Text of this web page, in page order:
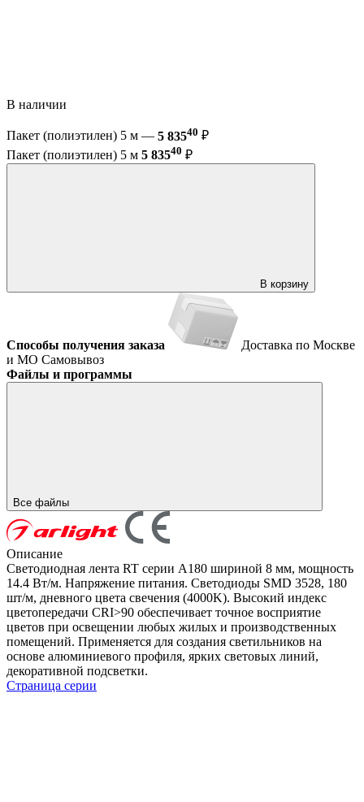
В наличии
Пакет (полиэтилен) 5 м — 5 83540 ₽
Пакет (полиэтилен) 5 м 5 83540 ₽
В корзину
Способы получения заказа
Доставка по Москве
и МО Самовывоз
Файлы и программы
Все файлы
Описание
Светодиодная лента RT серии A180 шириной 8 мм, мощность
14.4 Вт/м. Напряжение питания. Светодиоды SMD 3528, 180
шт/м, дневного цвета свечения (4000K). Высокий индекс
цветопередачи CRI>90 обеспечивает точное восприятие
цветов при освещении любых жилых и производственных
помещений. Применяется для создания светильников на
основе алюминиевого профиля, ярких световых линий,
декоративной подсветки.
Страница серии